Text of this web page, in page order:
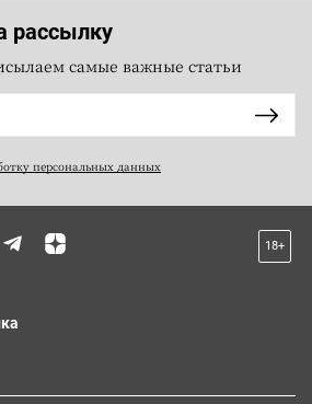
рассылку
самые важные статьи
персональных данных
18+